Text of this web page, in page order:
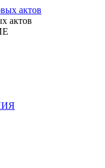
актов